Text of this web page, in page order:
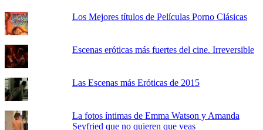
Los Mejores títulos de Películas Porno Clásicas
Escenas eróticas más fuertes del cine. Irreversible
Las Escenas más Eróticas de 2015
La fotos íntimas de Emma Watson y Amanda
Seyfried que no quieren que veas